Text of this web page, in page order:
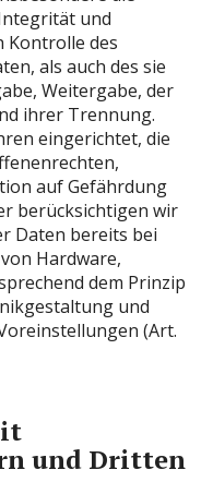
und
Kontrolle des
als auch des sie
Weitergabe, der
ihrer Trennung.
eingerichtet, die
auf Gefährdung
berücksichtigen wir
Daten bereits bei
Hardware,
dem Prinzip
und
(Art.
und Dritten